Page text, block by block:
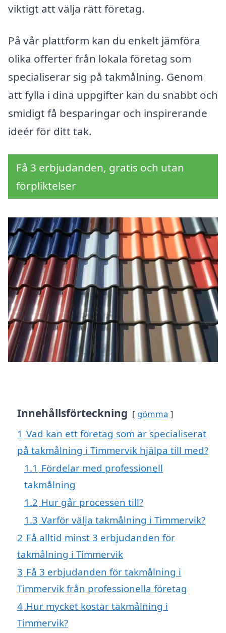
viktigt att välja rätt företag.
På vår plattform kan du enkelt jämföra
olika offerter från lokala företag som
specialiserar sig på takmålning. Genom
att fylla i dina uppgifter kan du snabbt och
smidigt få besparingar och inspirerande
ideér för ditt tak.
Få 3 erbjudanden, gratis och utan
förpliktelser
Innehållsförteckning gömma
1 Vad kan ett företag som är specialiserat
på takmålning i Timmervik hjälpa till med?
1.1 Fördelar med professionell
takmålning
1.2 Hur går processen till?
1.3 Varför välja takmålning i Timmervik?
2 Få alltid minst 3 erbjudanden för
takmålning i Timmervik
3 Få 3 erbjudanden för takmålning i
Timmervik från professionella företag
4 Hur mycket kostar takmålning i
Timmervik?